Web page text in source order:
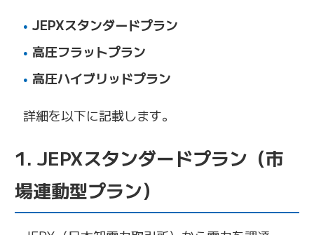
JEPXスタンダードプラン
高圧フラットプラン
高圧ハイブリッドプラン
詳細を以下に記載します。
1. JEPXスタンダードプラン（市
場連動型プラン）